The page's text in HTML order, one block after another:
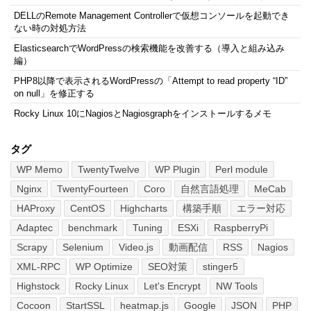
DELLのRemote Management Controllerで仮想コンソールを起動でき
ない時の対処方法
ElasticsearchでWordPressの検索機能を改善する（導入と組み込み
編）
PHP8以降で表示されるWordPressの「Attempt to read property “ID”
on null」を修正する
Rocky Linux 10にNagiosとNagiosgraphをインストールするメモ
タグ
WP Memo TwentyTwelve WP Plugin
Perl module
Nginx
TwentyFourteen Coro 自然言語処理
MeCab
HAProxy
CentOS Highcharts 構築手順
エラー対応
Adaptec
benchmark Tuning ESXi
RaspberryPi
Scrapy
Selenium Video.js 動画配信 RSS
Nagios
XML-RPC
WP Optimize SEO対策
stinger5
Highstock
Rocky Linux Let's Encrypt
NW Tools
Cocoon
StartSSL heatmap.js Google JSON PHP